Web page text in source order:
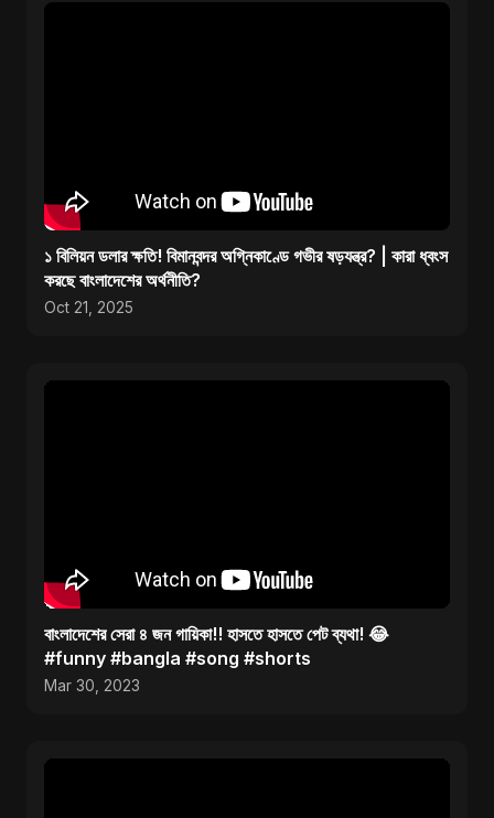
১ বিলিয়ন ডলার ক্ষতি! বিমানবন্দর অগ্নিকাণ্ডে গভীর ষড়যন্ত্র? | কারা ধ্বংস
করছে বাংলাদেশের অর্থনীতি?
Oct 21, 2025
বাংলাদেশের সেরা ৪ জন গায়িকা!! হাসতে হাসতে পেট ব্যথা! 😂
#funny #bangla #song #shorts
Mar 30, 2023